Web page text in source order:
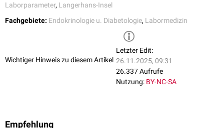
Laborparameter, Langerhans-Insel
Fachgebiete: Endokrinologie u. Diabetologie, Labormedizin
Wichtiger Hinweis zu diesem Artikel
Letzter Edit:
26.11.2025, 09:31
26.337 Aufrufe
Nutzung: BY-NC-SA
Empfehlung